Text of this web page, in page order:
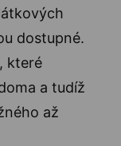
dostupné.
které
a tudíž
až